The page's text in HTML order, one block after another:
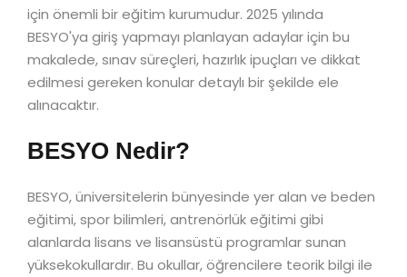
için önemli bir eğitim kurumudur. 2025 yılında
BESYO'ya giriş yapmayı planlayan adaylar için bu
makalede, sınav süreçleri, hazırlık ipuçları ve dikkat
edilmesi gereken konular detaylı bir şekilde ele
alınacaktır.
BESYO Nedir?
BESYO, üniversitelerin bünyesinde yer alan ve beden
eğitimi, spor bilimleri, antrenörlük eğitimi gibi
alanlarda lisans ve lisansüstü programlar sunan
yüksekokullardır. Bu okullar, öğrencilere teorik bilgi ile